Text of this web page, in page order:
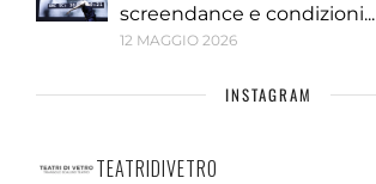
screendance e condizioni...
12 MAGGIO 2026
INSTAGRAM
TEATRIDIVETRO